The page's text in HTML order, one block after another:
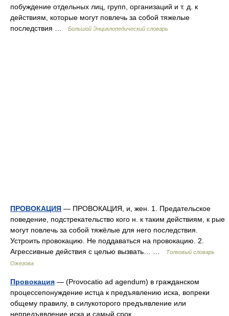
побуждение отдельных лиц, групп, организаций и т. д. к
действиям, которые могут повлечь за собой тяжелые
последствия …
Большой Энциклопедический словарь
ПРОВОКАЦИЯ — ПРОВОКАЦИЯ, и, жен. 1. Предательское
поведение, подстрекательство кого н. к таким действиям, к рые
могут повлечь за собой тяжёлые для него последствия.
Устроить провокацию. Не поддаваться на провокацию. 2.
Агрессивные действия с целью вызвать… …
Толковый словарь
Ожегова
Провокация — (Provocatio ad agendum) в гражданском
процессепонуждение истца к предъявлению иска, вопреки
общему правилу, в силукоторого предъявление или
непредъявление иска и самый срок